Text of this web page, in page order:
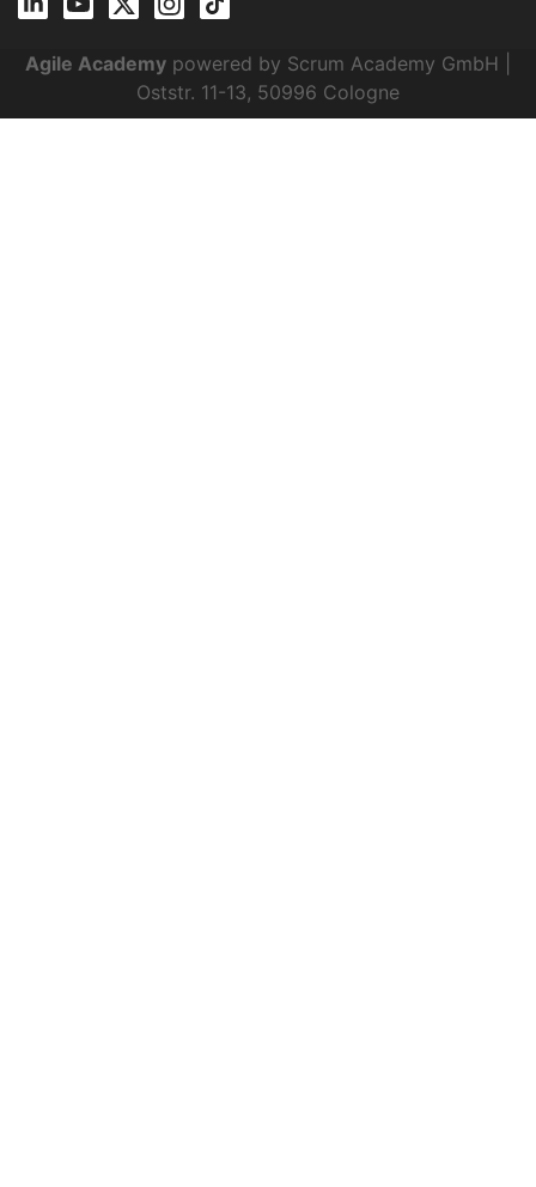
Agile Academy powered by Scrum Academy GmbH |
Oststr. 11-13, 50996 Cologne